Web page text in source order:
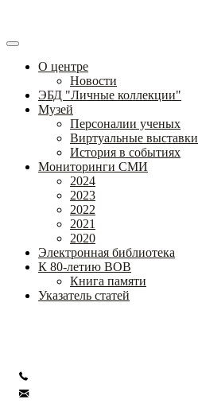
О центре
Новости
ЭБД "Личные коллекции"
Музей
Персоналии ученых
Виртуальные выставки
История в событиях
Мониторинги СМИ
2024
2023
2022
2021
2020
Электронная библиотека
К 80-летию ВОВ
Книга памяти
Указатель статей